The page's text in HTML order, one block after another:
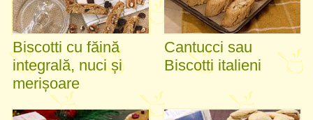
Biscotti cu făină
integrală, nuci și
merișoare
Cantucci sau
Biscotti italieni